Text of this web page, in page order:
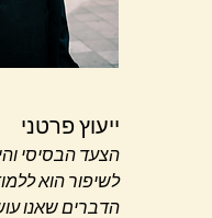
ייעוץ פרטני
הצעד הבסיסי
לשיפור הוא
הדברים שאנו